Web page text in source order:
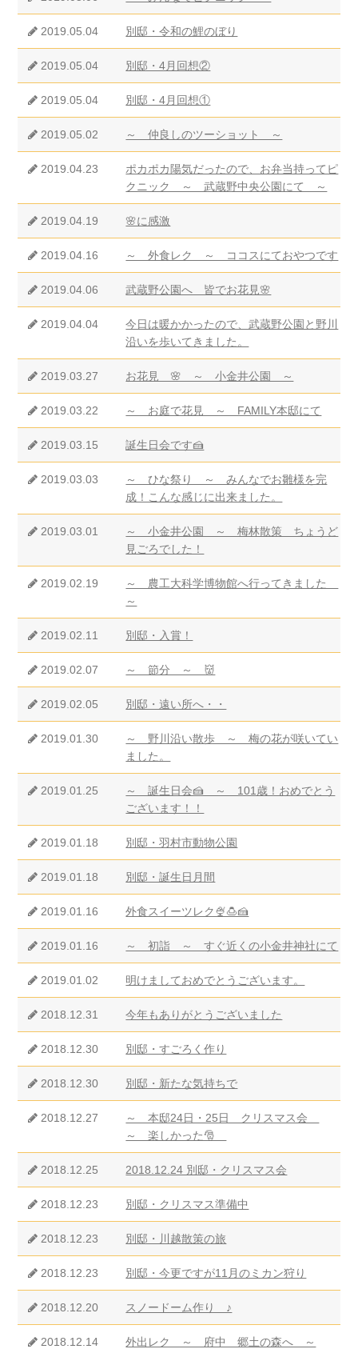
2019.05.04 別邸・令和の鯉のぼり
2019.05.04 別邸・4月回想②
2019.05.04 別邸・4月回想①
2019.05.02 ～ 仲良しのツーショット ～
2019.04.23
ポカポカ陽気だったので、お弁当持ってピ
クニック ～ 武蔵野中央公園にて ～
2019.04.19 🌸に感激
2019.04.16 ～ 外食レク ～ ココスにておやつです
2019.04.06 武蔵野公園へ 皆でお花見🌸
2019.04.04
今日は暖かかったので、武蔵野公園と野川
沿いを歩いてきました。
2019.03.27 お花見 🌸 ～ 小金井公園 ～
2019.03.22 ～ お庭で花見 ～ FAMILY本邸にて
2019.03.15 誕生日会です🍰
2019.03.03
～ ひな祭り ～ みんなでお雛様を完
成！こんな感じに出来ました。
2019.03.01
～ 小金井公園 ～ 梅林散策 ちょうど
見ごろでした！
2019.02.19
～ 農工大科学博物館へ行ってきました
～
2019.02.11 別邸・入賞！
2019.02.07 ～ 節分 ～ 👹
2019.02.05 別邸・遠い所へ・・
2019.01.30
～ 野川沿い散歩 ～ 梅の花が咲いてい
ました。
2019.01.25
～ 誕生日会🍰 ～ 101歳！おめでとう
ございます！！
2019.01.18 別邸・羽村市動物公園
2019.01.18 別邸・誕生日月間
2019.01.16 外食スイーツレク🍨🍮🍰
2019.01.16 ～ 初詣 ～ すぐ近くの小金井神社にて
2019.01.02 明けましておめでとうございます。
2018.12.31 今年もありがとうございました
2018.12.30 別邸・すごろく作り
2018.12.30 別邸・新たな気持ちで
2018.12.27
～ 本邸24日・25日 クリスマス会
～ 楽しかった🎅
2018.12.25 2018.12.24 別邸・クリスマス会
2018.12.23 別邸・クリスマス準備中
2018.12.23 別邸・川越散策の旅
2018.12.23 別邸・今更ですが11月のミカン狩り
2018.12.20 スノードーム作り ♪
2018.12.14 外出レク ～ 府中 郷土の森へ ～